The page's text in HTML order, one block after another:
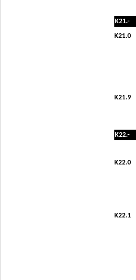
K21.-
K21.0
K21.9
K22.-
K22.0
K22.1